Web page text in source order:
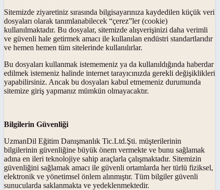
Sitemizde ziyaretiniz sırasında bilgisayarınıza kaydedilen küçük veri
dosyaları olarak tanımlanabilecek “çerez”ler (cookie)
kullanılmaktadır. Bu dosyalar, sitemizde alışverişinizi daha verimli
ve güvenli hale getirmek amacı ile kullanılan endüstri standartlarıdır
ve hemen hemen tüm sitelerinde kullanılırlar.
Bu dosyaları kullanmak istememeniz ya da kullanıldığında haberdar
edilmek istemeniz halinde internet tarayıcınızda gerekli değişiklikleri
yapabilirsiniz. Ancak bu dosyaları kabul etmemeniz durumunda
sitemize giriş yapmanız mümkün olmayacaktır.
Bilgilerin Güvenliği
UzmanDil Eğitim Danışmanlık Tic.Ltd.Şti. müşterilerinin
bilgilerinin güvenliğine büyük önem vermekte ve bunu sağlamak
adına en ileri teknolojiye sahip araçlarla çalışmaktadır. Sitemizin
güvenliğini sağlamak amacı ile güvenli ortamlarda her türlü fiziksel,
elektronik ve yönetimsel önlem alınmıştır. Tüm bilgiler güvenli
sunucularda saklanmakta ve yedeklenmektedir.